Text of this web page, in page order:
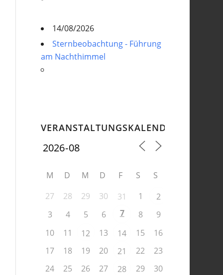
14/08/2026
Sternbeobachtung - Führung
am Nachthimmel
VERANSTALTUNGSKALENDER
M D M D F S
S
27
28 29 30 31 1
2
3
4 5 6 7 8
9
10
11 12 13 14 15
16
17
18 19 20 21 22
23
24
25 26 27 28 29
30